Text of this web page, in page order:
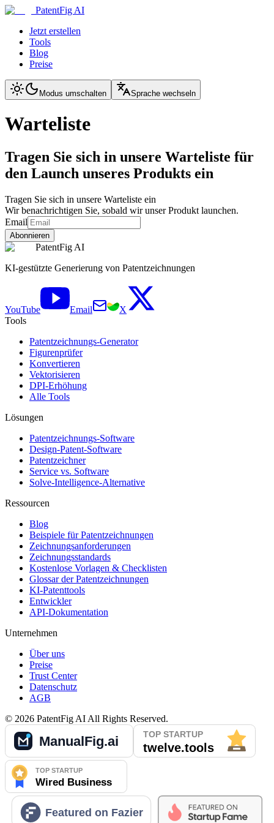
PatentFig AI
Jetzt erstellen
Tools
Blog
Preise
Modus umschalten Sprache wechseln
Warteliste
Tragen Sie sich in unsere Warteliste für
den Launch unseres Produkts ein
Tragen Sie sich in unsere Warteliste ein
Wir benachrichtigen Sie, sobald wir unser Produkt launchen.
Email
Abonnieren
PatentFig AI
KI-gestützte Generierung von Patentzeichnungen
YouTube Email
X
Tools
Patentzeichnungs-Generator
Figurenprüfer
Konvertieren
Vektorisieren
DPI-Erhöhung
Alle Tools
Lösungen
Patentzeichnungs-Software
Design-Patent-Software
Patentzeichner
Service vs. Software
Solve-Intelligence-Alternative
Ressourcen
Blog
Beispiele für Patentzeichnungen
Zeichnungsanforderungen
Zeichnungsstandards
Kostenlose Vorlagen & Checklisten
Glossar der Patentzeichnungen
KI-Patenttools
Entwickler
API-Dokumentation
Unternehmen
Über uns
Preise
Trust Center
Datenschutz
AGB
© 2026 PatentFig AI All Rights Reserved.